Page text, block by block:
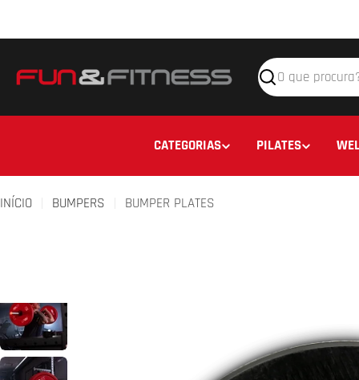
conteúdo
Pesquisar
CATEGORIAS PILATES
INÍCIO BUMPERS BUMPER PLATES